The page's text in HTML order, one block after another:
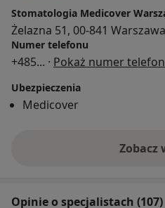
Stomatologia Medicover
Żelazna 51, 00-841 Warszawa
Numer telefonu
+485... · Pokaż numer
Ubezpieczenia
Medicover
Zobacz
Opinie o specjalistach (107)